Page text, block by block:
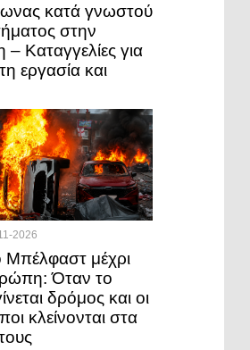
κατά γνωστού
στην
– Καταγγελίες για
εργασία και
2026
μέχρι
Όταν το
δρόμος και οι
κλείνονται στα